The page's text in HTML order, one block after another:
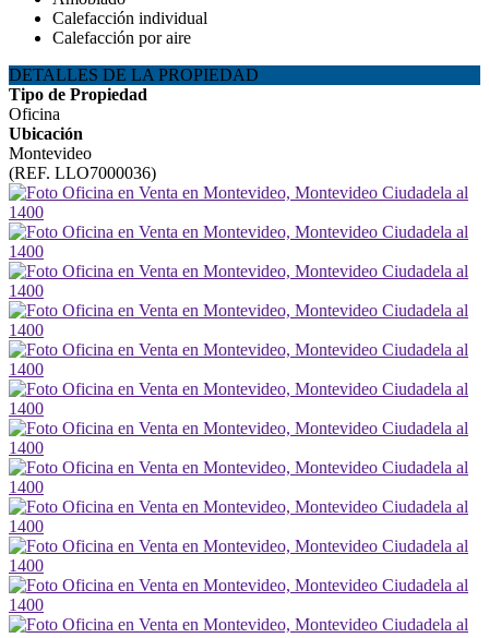
Calefacción individual
Calefacción por aire
DETALLES DE LA PROPIEDAD
Tipo de Propiedad
Oficina
Ubicación
Montevideo
(REF. LLO7000036)